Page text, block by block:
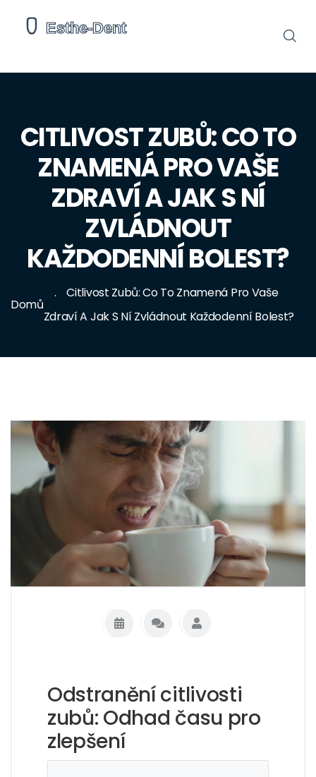
CITLIVOST ZUBŮ: CO TO
ZNAMENÁ PRO VAŠE
ZDRAVÍ A JAK S NÍ
ZVLÁDNOUT
KAŽDODENNÍ BOLEST?
Domů
Citlivost Zubů: Co To Znamená Pro Vaše
Zdraví A Jak S Ní Zvládnout Každodenní Bolest?
Odstranění citlivosti
zubů: Odhad času pro
zlepšení